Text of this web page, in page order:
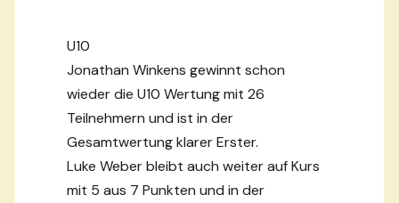
U10
Jonathan Winkens gewinnt schon
wieder die U10 Wertung mit 26
Teilnehmern und ist in der
Gesamtwertung klarer Erster.
Luke Weber bleibt auch weiter auf Kurs
mit 5 aus 7 Punkten und in der